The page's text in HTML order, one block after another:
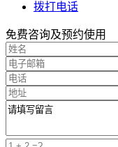
拨打电话
免费咨询及预约使用